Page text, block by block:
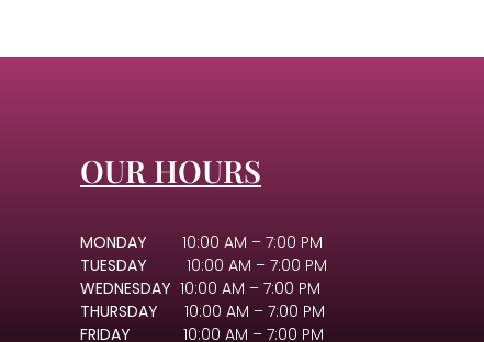
OUR HOURS
MONDAY 10:00 AM – 7:00 PM
TUESDAY
10:00 AM – 7:00 PM
WEDNESDAY 10:00 AM – 7:00 PM
THURSDAY 10:00 AM – 7:00 PM
FRIDAY 10:00 AM – 7:00 PM